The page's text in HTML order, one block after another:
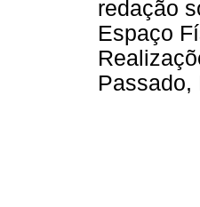
redação
Espaço
Passado,